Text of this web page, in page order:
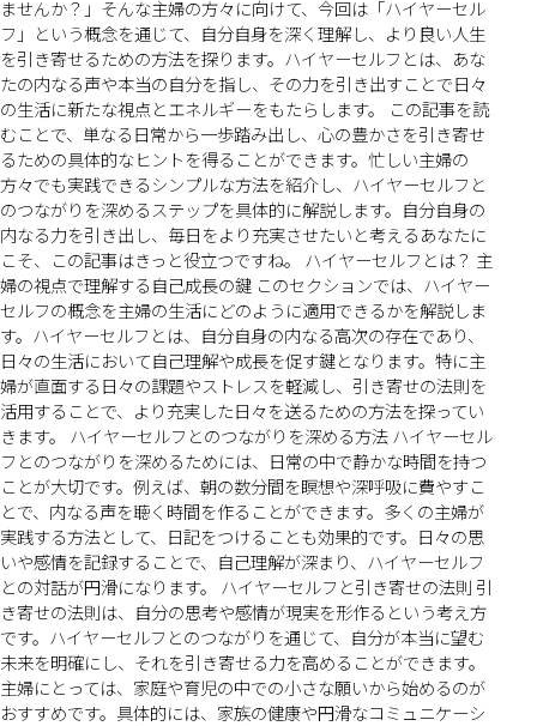
ませんか？」そんな主婦の方々に向けて、今回は「ハイヤーセル
フ」という概念を通じて、自分自身を深く理解し、より良い人生
を引き寄せるための方法を探ります。ハイヤーセルフとは、あな
たの内なる声や本当の自分を指し、その力を引き出すことで日々
の生活に新たな視点とエネルギーをもたらします。 この記事を読
むことで、単なる日常から一歩踏み出し、心の豊かさを引き寄せ
るための具体的なヒントを得ることができます。忙しい主婦の
方々でも実践できるシンプルな方法を紹介し、ハイヤーセルフと
のつながりを深めるステップを具体的に解説します。自分自身の
内なる力を引き出し、毎日をより充実させたいと考えるあなたに
こそ、この記事はきっと役立つですね。 ハイヤーセルフとは？ 主
婦の視点で理解する自己成長の鍵 このセクションでは、ハイヤー
セルフの概念を主婦の生活にどのように適用できるかを解説しま
す。ハイヤーセルフとは、自分自身の内なる高次の存在であり、
日々の生活において自己理解や成長を促す鍵となります。特に主
婦が直面する日々の課題やストレスを軽減し、引き寄せの法則を
活用することで、より充実した日々を送るための方法を探ってい
きます。 ハイヤーセルフとのつながりを深める方法 ハイヤーセル
フとのつながりを深めるためには、日常の中で静かな時間を持つ
ことが大切です。例えば、朝の数分間を瞑想や深呼吸に費やすこ
とで、内なる声を聴く時間を作ることができます。多くの主婦が
実践する方法として、日記をつけることも効果的です。日々の思
いや感情を記録することで、自己理解が深まり、ハイヤーセルフ
との対話が円滑になります。 ハイヤーセルフと引き寄せの法則 引
き寄せの法則は、自分の思考や感情が現実を形作るという考え方
です。ハイヤーセルフとのつながりを通じて、自分が本当に望む
未来を明確にし、それを引き寄せる力を高めることができます。
主婦にとっては、家庭や育児の中での小さな願いから始めるのが
おすすめです。具体的には、家族の健康や円滑なコミュニケーシ